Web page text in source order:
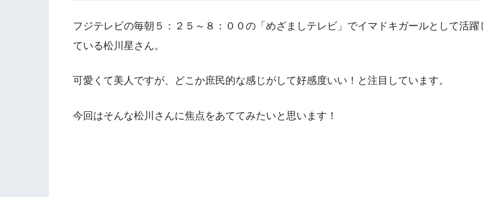
フジテレビの毎朝５：２５～８：００の「めざましテレビ」でイマドキガールとして活躍
ている松川星さん。
可愛くて美人ですが、どこか庶民的な感じがして好感度いい！と注目しています。
今回はそんな松川さんに焦点をあててみたいと思います！